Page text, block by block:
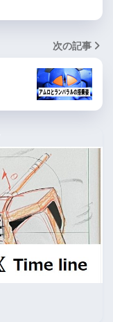
次の記事